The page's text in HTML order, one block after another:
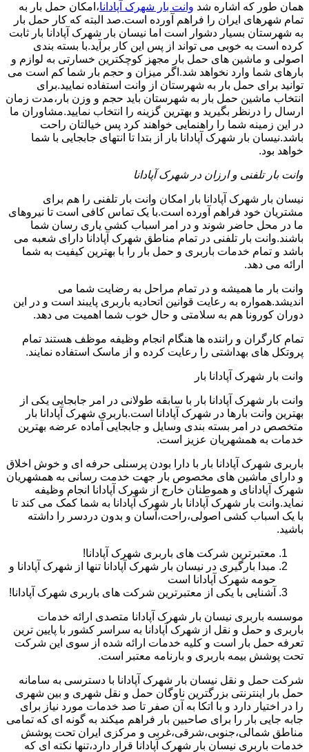
همان طور که اشاره شد وانت بار شهرک آپادانا،امکان حمل بار به
تمام شهرهای ایران را فراهم آورده است.صد البته که کار حمل بار
به شهرستان بسیار دشوار است اما نیسان بار شهرک آپادانا بار ثابت
کرده است به خوبی می تواند از پس این کار برآید.با بسته بندی
اصولی و ماشین های حمل بار مجهز کوچکترین خسارتی به لوازم و
بارهای شما وارد نخواهد شد.اگر میزان و حجم بار شما کم است می
توانید برای حمل بار به شهرستان از وانت استفاده نمایید.برای
انتخاب ماشین حمل بار به شهرستان باید حجم و وزن بار،مدت زمان
ارسال را درنظر بگیرید و بهترین گزینه را انتخاب نمایید.مشاوران ما
در این زمینه شما را راهنمایی خواهند کرد پس خیالتان راحت
باشد.نیسان بار شهرک آپادانا بار از بتدا تا انتهای جابجایی با شما
خواهد بود.
وانت بار تلفنی و ارزان در شهرک آپادانا
نیسان بار شهرک آپادانا بار امکان وانت بار تلفنی را هم برای
مشتریان خود فراهم آورده است.با یک تماس کافی است تا نیروهای
ما در محل حاضر شوند و در امر اسباب کشی یاری رسان شما
باشند.وانت بار تلفنی در تمام مناطق شهرک آپادانا دارای شعبه می
باشد و تمام خدمات باربری و حمل بار را با بهترین کیفیت به شما
ارائه می دهد.
وانت بار ما همیشه و در تمام مراحل به رضایت شما می
اندیشد.همواره به رعایت قوانین اتحادیه باربری پایبند است و در این
دوران کورونا هم به سلامتی و حال خوب شما اهمیت می دهد.
تمام کارگران و راننده ها هنگام انجام وظیفه موظف هستند تمام
پروتکل های بهداشتی را رعایت کرده و از ماسک استفاده نمایند.
وانت بار شهرک آپادانا بار
وانت بار شهرک آپادانا بار با سابقه طولانی در امر جابجایی یکی از
بهترین وانت بارها در شهرک آپادانا است.باربری شهرک آپادانا بار
متخصص در امر بسته بندی وسایل و جابجایی آماده عرضه بهترین
خدمات به همشهریان عزیز است.
باربری شهرک آپادانا بار با دارا بودن پرسنلی حرفه ای و خوش اخلاق
و دارای ماشین های مخصوص بار جهت خدمت رسانی به همشهریان
شهرک آپادانای و هموطنان خارج از شهرک آپادانا انجام وظیفه
نماید.وانت بار شهرک آپادانا بار شهرک آپادانا به شما کمک می کند تا
با یک اسباب کشی اصولی،راحت،آسان و بدون دردسر را داشته
باشید.
معتبرترین شرکت های باربری شهرک آپادانا!
مبدا بارگیری در نیسان بار شهرک آپادانا تنها از شهرک آپادانا و
حومه شهرک آپادانا است
آشنایی با یکی از معتبرترین شرکت های باربری شهرک آپادانا!
موسسه باربری نیسان بار شهرک آپادانا متصدی ارائه خدمات
باربری و حمل و نقل از شهرک آپادانا به سراسر کشور با پایین ترین
تعرفه حمل بار است و کلیه خدمات ارائه شده از سوی این شرکت
تحت پوشش بیمه باربری و بارنامه معتبر است.
شرکت حمل و نقل نیسان بار شهرک آپادانا با دسترسی به سامانه
حمل بار اینترنتی بزرگترین ناوگان حمل و نقل شهری و بین شهری
را در اختیار دارد و با اتکا به آن صفر تا صد خدمات مورد نیاز برای
جابه جایی بار را برای صاحبین بار فراهم میکند به گونه ای که تمامی
مناطق شمالی،جنوبی،شرقی،غربی و مرکزی ایران تحت پوشش
خدمات باربری نیسان بار شهرک آپادانا قرار دارد،تنها نکته ای که